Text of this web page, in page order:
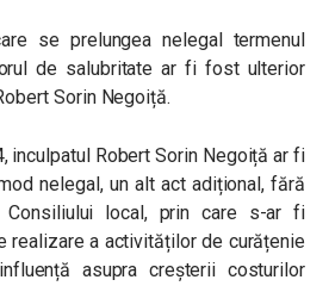
se prelungea nelegal termenul
de salubritate ar fi fost ulterior
Sorin Negoiță.
inculpatul Robert Sorin Negoiță ar fi
nelegal, un alt act adițional, fără
Consiliului local, prin care s-ar fi
realizare a activităților de curățenie
asupra creșterii costurilor